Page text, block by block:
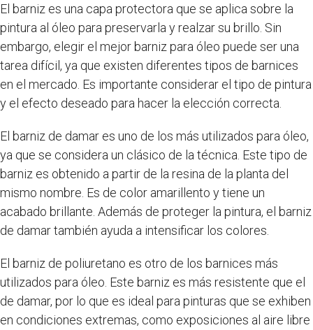
El barniz es una capa protectora que se aplica sobre la
pintura al óleo para preservarla y realzar su brillo. Sin
embargo, elegir el mejor barniz para óleo puede ser una
tarea difícil, ya que existen diferentes tipos de barnices
en el mercado. Es importante considerar el tipo de pintura
y el efecto deseado para hacer la elección correcta.
El barniz de damar es uno de los más utilizados para óleo,
ya que se considera un clásico de la técnica. Este tipo de
barniz es obtenido a partir de la resina de la planta del
mismo nombre. Es de color amarillento y tiene un
acabado brillante. Además de proteger la pintura, el barniz
de damar también ayuda a intensificar los colores.
El barniz de poliuretano es otro de los barnices más
utilizados para óleo. Este barniz es más resistente que el
de damar, por lo que es ideal para pinturas que se exhiben
en condiciones extremas, como exposiciones al aire libre